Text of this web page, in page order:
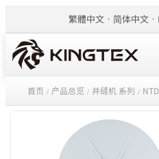
繁體中文 简体中文
首页 / 产品总览 / 并缝机 系列 /